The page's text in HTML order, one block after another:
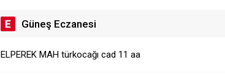
Güneş Eczanesi
ELPEREK MAH türkocağı cad 11 aa